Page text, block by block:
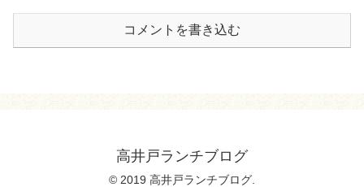
コメントを書き込む
高井戸ランチブログ
© 2019 高井戸ランチブログ.